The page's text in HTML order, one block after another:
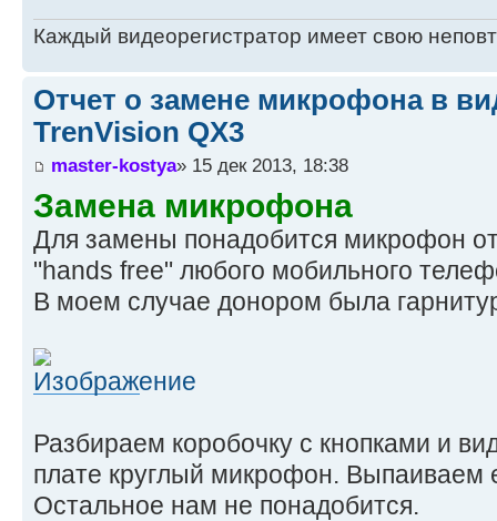
Каждый видеорегистратор имеет свою
Отчет о замене микрофона в
TrenVision QX3
master-kostya» 15 дек 2013, 18:38
Замена микрофона
Для замены понадобится микрофон
"hands free" любого мобильного
В моем случае донором была
Разбираем коробочку с кнопками и
плате круглый микрофон. Выпаиваем
Остальное нам не понадобится.